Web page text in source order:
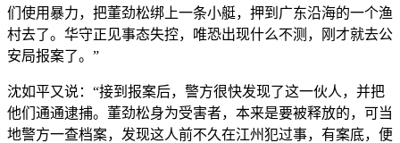
们使用暴力，把董劲松绑上一条小艇，押到广东沿海的一个渔
村去了。华守正见事态失控，唯恐出现什么不测，刚才就去公
安局报案了。”
沈如平又说：“接到报案后，警方很快发现了这一伙人，并把
他们通通逮捕。董劲松身为受害者，本来是要被释放的，可当
地警方一查档案，发现这人前不久在江州犯过事，有案底，便